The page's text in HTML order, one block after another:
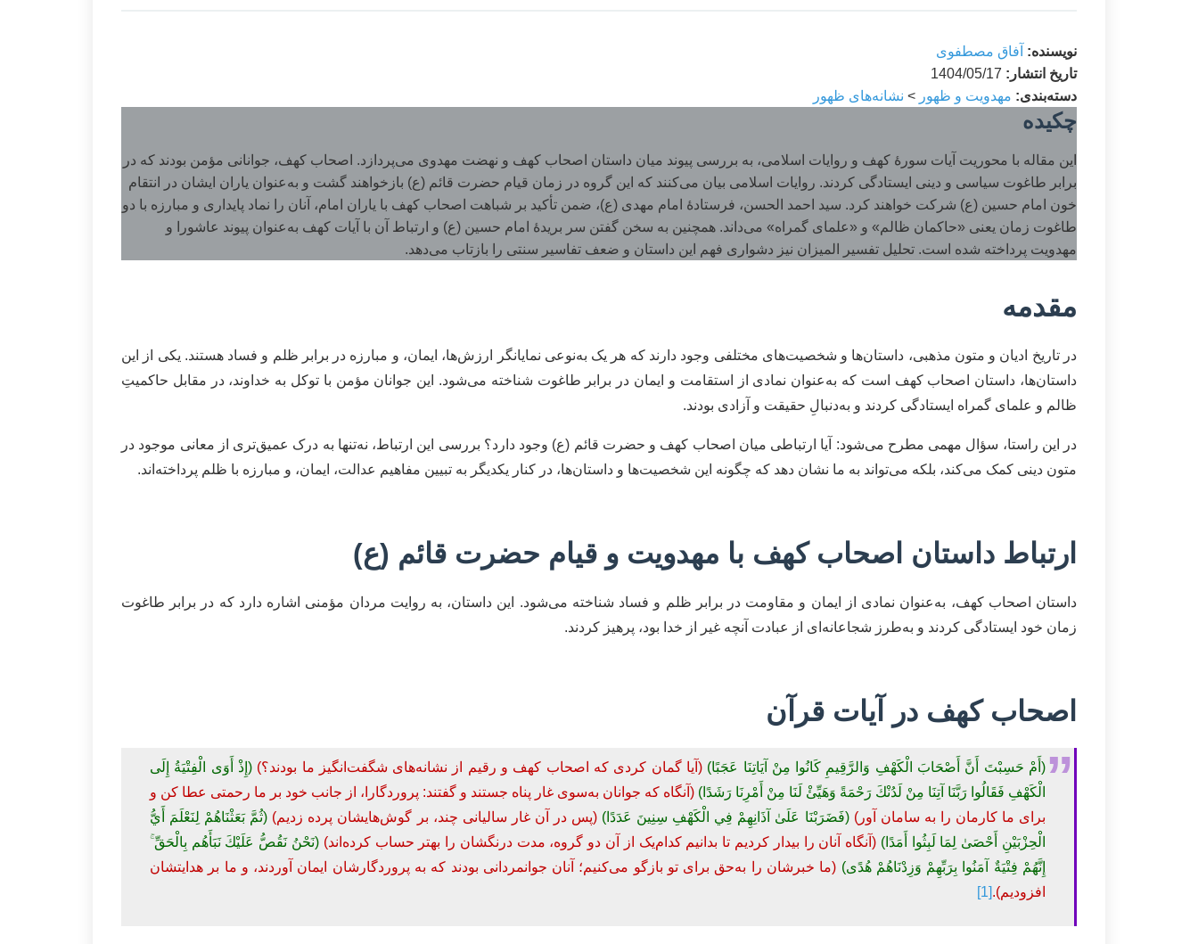
نویسنده: آفاق مصطفوی
تاریخ انتشار: 1404/05/17
دسته‌بندی: مهدویت و ظهور > نشانه‌های ظهور
چکیده
این مقاله با محوریت آیات سورۀ کهف و روایات اسلامی، به بررسی پیوند میان داستان اصحاب کهف و نهضت مهدوی می‌پردازد. اصحاب کهف، جوانانی مؤمن بودند که در
برابر طاغوت سیاسی و دینی ایستادگی کردند. روایات اسلامی بیان می‌کنند که این گروه در زمان قیام حضرت قائم (ع) بازخواهند گشت و به‌عنوان یاران ایشان در انتقام
خون امام حسین (ع) شرکت خواهند کرد. سید احمد الحسن، فرستادۀ امام مهدی (ع)، ضمن تأکید بر شباهت اصحاب کهف با یاران امام، آنان را نماد پایداری و مبارزه با دو
طاغوت زمان یعنی «حاکمان ظالم» و «علمای گمراه» می‌داند. همچنین به سخن گفتن سر بریدهٔ امام حسین (ع) و ارتباط آن با آیات کهف به‌عنوان پیوند عاشورا و
مهدویت پرداخته شده است. تحلیل تفسیر المیزان نیز دشواری فهم این داستان و ضعف تفاسیر سنتی را بازتاب می‌دهد.
مقدمه
در تاریخ ادیان و متون مذهبی، داستان‌ها و شخصیت‌های مختلفی وجود دارند که هر یک به‌نوعی نمایانگر ارزش‌ها، ایمان، و مبارزه در برابر ظلم و فساد هستند. یکی از این
داستان‌ها، داستان اصحاب کهف است که به‌عنوان نمادی از استقامت و ایمان در برابر طاغوت شناخته می‌شود. این جوانان مؤمن با توکل به خداوند، در مقابل حاکمیتِ
ظالم و علمای گمراه ایستادگی کردند و به‌دنبالِ حقیقت و آزادی بودند.
در این راستا، سؤال مهمی مطرح می‌شود: آیا ارتباطی میان اصحاب کهف و حضرت قائم (ع) وجود دارد؟ بررسی این ارتباط، نه‌تنها به درک عمیق‌تری از معانی موجود در
متون دینی کمک می‌کند، بلکه می‌تواند به ما نشان دهد که چگونه این شخصیت‌ها و داستان‌ها، در کنار یکدیگر به تبیین مفاهیم عدالت، ایمان، و مبارزه با ظلم پرداخته‌اند.
ارتباط داستان اصحاب کهف با مهدویت و قیام حضرت قائم (ع)
داستان اصحاب کهف، به‌عنوان نمادی از ایمان و مقاومت در برابر ظلم و فساد شناخته می‌شود. این داستان، به روایت مردان مؤمنی اشاره دارد که در برابر طاغوت
زمان خود ایستادگی کردند و به‌طرز شجاعانه‌ای از عبادت آنچه غیر از خدا بود، پرهیز کردند.
اصحاب کهف در آیات قرآن
(أَمْ حَسِبْتَ أَنَّ أَصْحَابَ الْكَهْفِ وَالرَّقِيمِ كَانُوا مِنْ آيَاتِنَا عَجَبًا)(آیا گمان کردی که اصحاب کهف و رقیم از نشانه‌های شگفت‌انگیز ما بودند؟)(إِذْ أَوَى الْفِتْيَةُ إِلَى
الْكَهْفِ فَقَالُوا رَبَّنَا آتِنَا مِنْ لَدُنْكَ رَحْمَةً وَهَيِّئْ لَنَا مِنْ أَمْرِنَا رَشَدًا) (آنگاه که جوانان به‌سوی غار پناه جستند و گفتند: پروردگارا، از جانب خود بر ما رحمتی عطا کن و
برای ما کارمان را به سامان آور)(فَضَرَبْنَا عَلَىٰ آذَانِهِمْ فِي الْكَهْفِ سِنِينَ عَدَدًا)(پس در آن غار سالیانی چند، بر گوش‌هایشان پرده زدیم) (ثُمَّ بَعَثْنَاهُمْ لِنَعْلَمَ أَيُّ
الْحِزْبَيْنِ أَحْصَىٰ لِمَا لَبِثُوا أَمَدًا) (آنگاه آنان را بیدار کردیم تا بدانیم کدام‌یک از آن دو گروه، مدت درنگشان را بهتر حساب کرده‌اند)(نَحْنُ نَقُصُّ عَلَيْكَ نَبَأَهُم بِالْحَقِّ ۚ
إِنَّهُمْ فِتْيَةٌ آمَنُوا بِرَبِّهِمْ وَزِدْنَاهُمْ هُدًى) (ما خبرشان را به‌حق برای تو بازگو می‌کنیم؛ آنان جوانمردانی بودند که به پروردگارشان ایمان آوردند، و ما بر هدایتشان
افزودیم).[1]